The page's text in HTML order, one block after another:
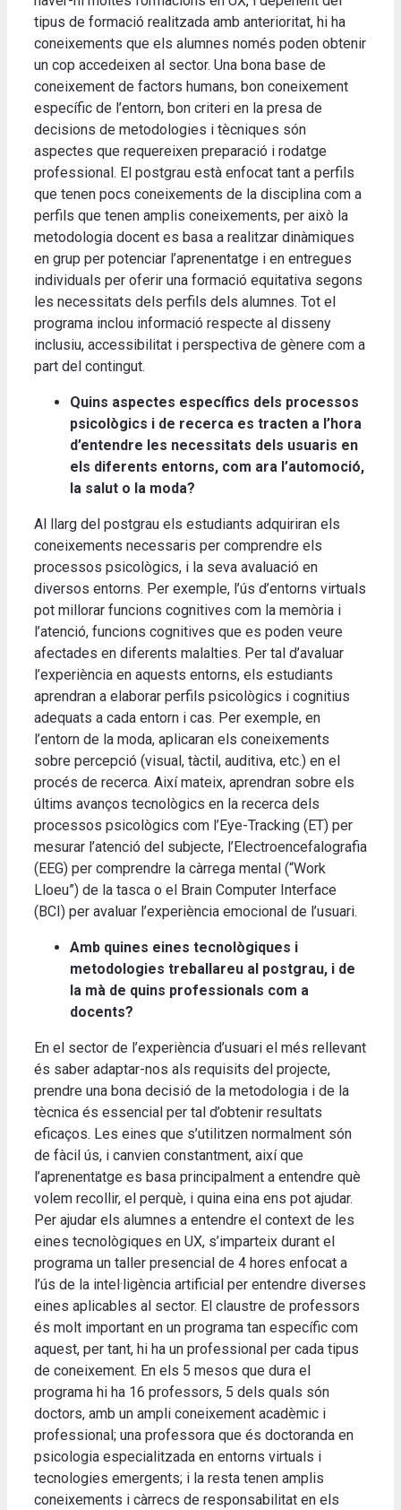
tipus de formació realitzada amb anterioritat, hi ha
coneixements que els alumnes només poden obtenir
un cop accedeixen al sector. Una bona base de
coneixement de factors humans, bon coneixement
específic de l’entorn, bon criteri en la presa de
decisions de metodologies i tècniques són
aspectes que requereixen preparació i rodatge
professional. El postgrau està enfocat tant a perfils
que tenen pocs coneixements de la disciplina com a
perfils que tenen amplis coneixements, per això la
metodologia docent es basa a realitzar dinàmiques
en grup per potenciar l’aprenentatge i en entregues
individuals per oferir una formació equitativa segons
les necessitats dels perfils dels alumnes. Tot el
programa inclou informació respecte al disseny
inclusiu, accessibilitat i perspectiva de gènere com a
part del contingut.
Quins aspectes específics dels processos
psicològics i de recerca es tracten a l’hora
d’entendre les necessitats dels usuaris en
els diferents entorns, com ara l’automoció,
la salut o la moda?
Al llarg del postgrau els estudiants adquiriran els
coneixements necessaris per comprendre els
processos psicològics, i la seva avaluació en
diversos entorns. Per exemple, l’ús d’entorns virtuals
pot millorar funcions cognitives com la memòria i
l’atenció, funcions cognitives que es poden veure
afectades en diferents malalties. Per tal d’avaluar
l’experiència en aquests entorns, els estudiants
aprendran a elaborar perfils psicològics i cognitius
adequats a cada entorn i cas. Per exemple, en
l’entorn de la moda, aplicaran els coneixements
sobre percepció (visual, tàctil, auditiva, etc.) en el
procés de recerca. Així mateix, aprendran sobre els
últims avanços tecnològics en la recerca dels
processos psicològics com l’Eye-Tracking (ET) per
mesurar l’atenció del subjecte, l’Electroencefalografia
(EEG) per comprendre la càrrega mental (“Work
Lloeu”) de la tasca o el Brain Computer Interface
(BCI) per avaluar l’experiència emocional de l’usuari.
Amb quines eines tecnològiques i
metodologies treballareu al postgrau, i de
la mà de quins professionals com a
docents?
En el sector de l’experiència d’usuari el més rellevant
és saber adaptar-nos als requisits del projecte,
prendre una bona decisió de la metodologia i de la
tècnica és essencial per tal d’obtenir resultats
eficaços. Les eines que s’utilitzen normalment són
de fàcil ús, i canvien constantment, així que
l’aprenentatge es basa principalment a entendre què
volem recollir, el perquè, i quina eina ens pot ajudar.
Per ajudar els alumnes a entendre el context de les
eines tecnològiques en UX, s’imparteix durant el
programa un taller presencial de 4 hores enfocat a
l’ús de la intel·ligència artificial per entendre diverses
eines aplicables al sector. El claustre de professors
és molt important en un programa tan específic com
aquest, per tant, hi ha un professional per cada tipus
de coneixement. En els 5 mesos que dura el
programa hi ha 16 professors, 5 dels quals són
doctors, amb un ampli coneixement acadèmic i
professional; una professora que és doctoranda en
psicologia especialitzada en entorns virtuals i
tecnologies emergents; i la resta tenen amplis
coneixements i càrrecs de responsabilitat en els